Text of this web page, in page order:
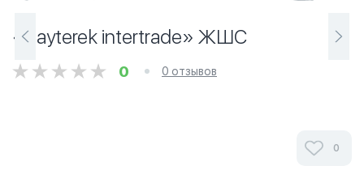
«Bayterek intertrade» ЖШС
0 0 отзывов
0